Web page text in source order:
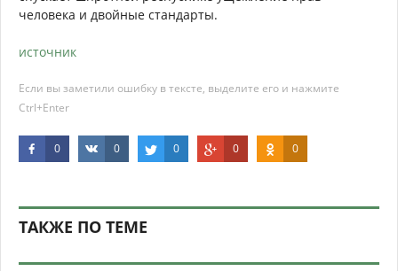
человека и двойные стандарты.
источник
Если вы заметили ошибку в тексте, выделите его и нажмите
Ctrl+Enter
0 0 0 0 0
ТАКЖЕ ПО ТЕМЕ